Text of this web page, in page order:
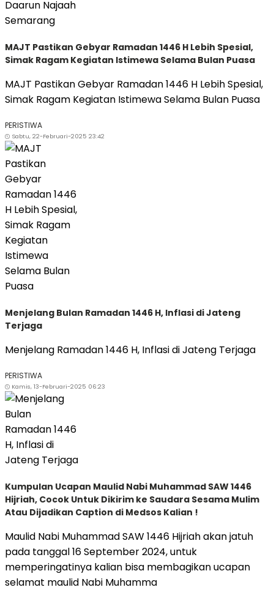
MAJT Pastikan Gebyar Ramadan 1446 H Lebih Spesial,
Simak Ragam Kegiatan Istimewa Selama Bulan Puasa
MAJT Pastikan Gebyar Ramadan 1446 H Lebih Spesial,
Simak Ragam Kegiatan Istimewa Selama Bulan Puasa
PERISTIWA
Sabtu, 22-Februari-2025 23:42
Menjelang Bulan Ramadan 1446 H, Inflasi di Jateng
Terjaga
Menjelang Ramadan 1446 H, Inflasi di Jateng Terjaga
PERISTIWA
Kamis, 13-Februari-2025 06:23
Kumpulan Ucapan Maulid Nabi Muhammad SAW 1446
Hijriah, Cocok Untuk Dikirim ke Saudara Sesama Mulim
Atau Dijadikan Caption di Medsos Kalian !
Maulid Nabi Muhammad SAW 1446 Hijriah akan jatuh
pada tanggal 16 September 2024, untuk
memperingatinya kalian bisa membagikan ucapan
selamat maulid Nabi Muhamma